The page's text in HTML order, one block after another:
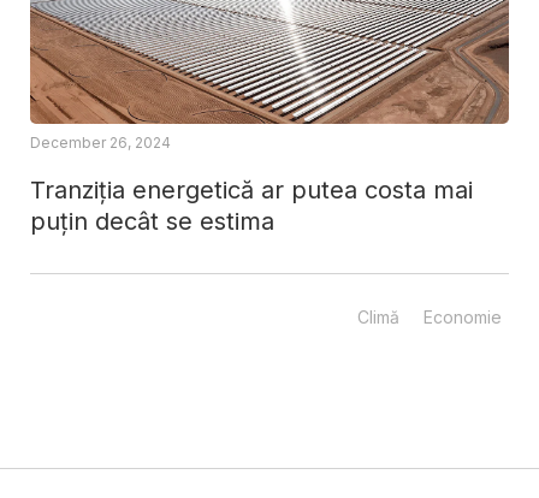
Tranziția energetică ar putea costa mai
puțin decât se estima
December 26, 2024
Climă Economie